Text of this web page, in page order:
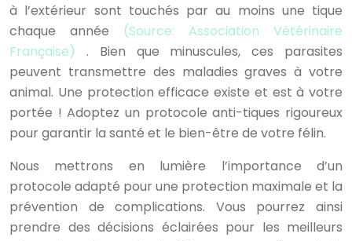
à l’extérieur sont touchés par au moins une tique
chaque année (Source: Association Vétérinaire
Française) . Bien que minuscules, ces parasites
peuvent transmettre des maladies graves à votre
animal. Une protection efficace existe et est à votre
portée ! Adoptez un protocole anti-tiques rigoureux
pour garantir la santé et le bien-être de votre félin.
Nous mettrons en lumière l’importance d’un
protocole adapté pour une protection maximale et la
prévention de complications. Vous pourrez ainsi
prendre des décisions éclairées pour les meilleurs